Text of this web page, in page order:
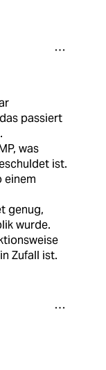
passiert
was
ist.
einem
genug,
wurde.
Zufall ist.